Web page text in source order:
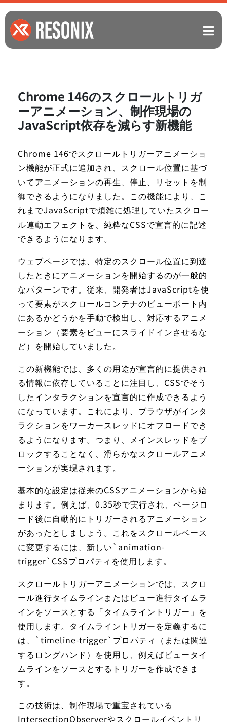
Chrome 146のスクロールトリガ
ーアニメーション、制作現場の
JavaScript依存を減らす新機能
Chrome 146でスクロールトリガーアニメーショ
ン機能が正式に追加され、スクロール位置に基づ
いてアニメーションの再生、停止、リセットを制
御できるようになりました。この機能により、こ
れまでJavaScriptで煩雑に処理していたスクロー
ル連動エフェクトを、純粋なCSSで宣言的に記述
できるようになります。
ウェブページでは、特定のスクロール位置に到達
したときにアニメーションを開始するのが一般的
なパターンです。従来、開発者はJavaScriptを使
って要素がスクロールコンテナのビューポート内
にあるかどうかを手動で検出し、対応するアニメ
ーション（要素をビューにスライドインさせるな
ど）を開始していました。
この新機能では、多くの用途が宣言的に提供され
る情報に依存していることに注目し、CSSでそう
したインタラクションを宣言的に作成できるよう
になっています。これにより、ブラウザがインタ
ラクションをワーカースレッドにオフロードでき
るようになります。つまり、メインスレッドをブ
ロックすることなく、滑らかなスクロールアニメ
ーションが実現されます。
基本的な設定は従来のCSSアニメーションから始
まります。例えば、0.35秒で実行され、ページロ
ード後に自動的にトリガーされるアニメーション
があったとしましょう。これをスクロールベース
に変更するには、新しい`animation-
trigger`CSSプロパティを使用します。
スクロールトリガーアニメーションでは、スクロ
ール進行タイムラインまたはビュー進行タイムラ
インをソースとする「タイムライントリガー」を
使用します。タイムライントリガーを定義するに
は、`timeline-trigger`プロパティ（または関連
するロングハンド）を使用し、例えばビュータイ
ムラインをソースとするトリガーを作成できま
す。
この技術は、制作現場で重宝されている
IntersectionObserverやスクロールイベントリ